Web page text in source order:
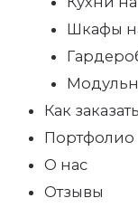
Шкафы
Как заказать
Портфолио
О нас
Отзывы